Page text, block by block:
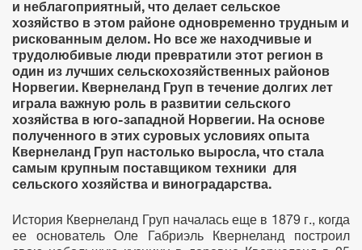
и неблагоприятный, что делает сельское
хозяйство в этом районе одновременно трудным и
рискованным делом. Но все же находчивые и
трудолюбивые люди превратили этот регион в
один из лучших сельскохозяйственных районов
Норвегии. Квернеланд Груп в течение долгих лет
играла важную роль в развитии сельского
хозяйства в юго-западной Норвегии. На основе
полученного в этих суровых условиях опыта
Квернеланд Груп настолько выросла, что стала
самым крупным поставщиком техники для
сельского хозяйства и виноградарства.
История Квернеланд Груп началась еще в 1879 г., когда
ее основатель Оле Габриэль Квернеланд построил